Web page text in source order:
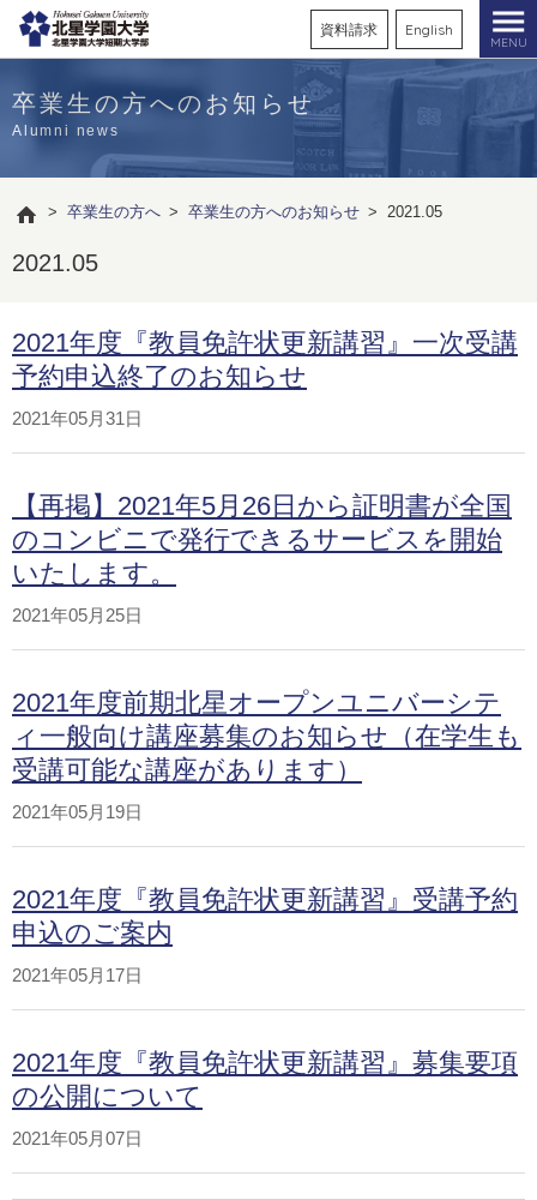
資料請求 English
MENU
卒業生の方へのお知らせ
Alumni news
> 卒業生の方へ > 卒業生の方へのお知らせ > 2021.05
2021.05
2021年度『教員免許状更新講習』一次受講
予約申込終了のお知らせ
2021年05月31日
【再掲】2021年5月26日から証明書が全国
のコンビニで発行できるサービスを開始
いたします。
2021年05月25日
2021年度前期北星オープンユニバーシテ
ィ一般向け講座募集のお知らせ（在学生も
受講可能な講座があります）
2021年05月19日
2021年度『教員免許状更新講習』受講予約
申込のご案内
2021年05月17日
2021年度『教員免許状更新講習』募集要項
の公開について
2021年05月07日